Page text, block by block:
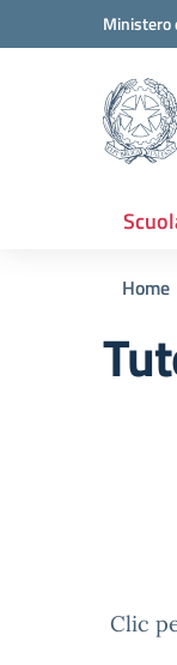
Vai ai contenuti
Vai al menu diMinistero
scuola
Home
Clic